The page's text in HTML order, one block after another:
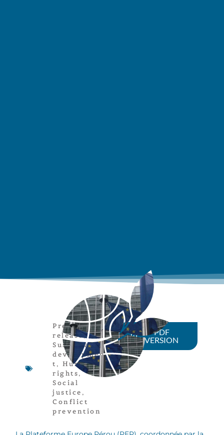
Press
release ,
Sustainable
developmen
t , Human
rights,
Social
justice ,
Conflict
prevention
PDF
VERSION